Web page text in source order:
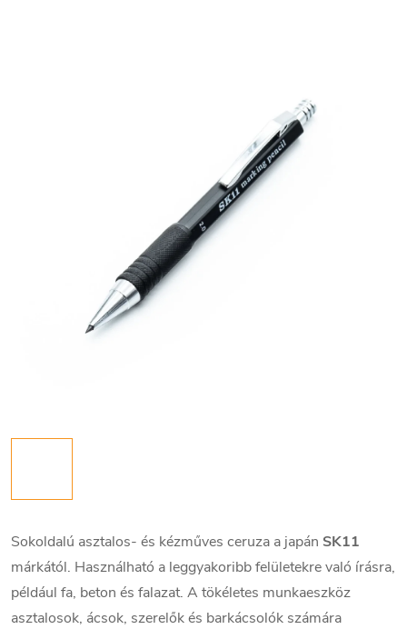
Sokoldalú asztalos- és kézműves ceruza a japán SK11
márkától. Használható a leggyakoribb felületekre való írásra,
például fa, beton és falazat. A tökéletes munkaeszköz
asztalosok, ácsok, szerelők és barkácsolók számára